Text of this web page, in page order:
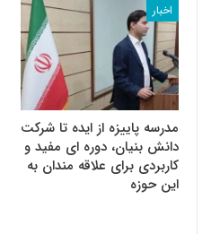
اخبار
مدرسه پاییزه از ایده تا شرکت
دانش بنیان، دوره ای مفید و
کاربردی برای علاقه مندان به
این حوزه